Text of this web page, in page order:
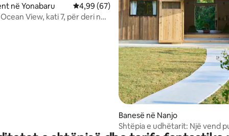
në Yonabaru Vlerësimi mesatar 4,99 nga 5, 67 vlerësime
4,99 (67)
View, kati 7, për deri në
Banesë në Nanjo
Shtëpia e udhëtarit: Një vend